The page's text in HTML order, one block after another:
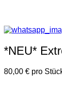
*NEU*
80,00 € pro